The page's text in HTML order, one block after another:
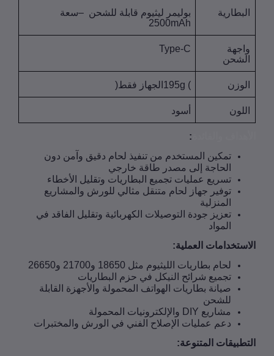
بوليمر ليثيوم قابلة للشحن –سعة
2500mAh
Type-C
الجهاز فقط)
تمكين المستخدم من تنفيذ لحام دقيق وآمن دون
الحاجة إلى مصدر طاقة خارجي
تسريع عمليات تجميع البطاريات وتقليل الأخطاء
توفير جهاز لحام متنقل مثالي للورش والمشاريع
تعزيز جودة التوصيلات الكهربائية وتقليل الفاقد في
العملية
لحام بطاريات الليثيوم مثل 18650 و21700 و26650
تجميع شرائح النيكل في حزم البطاريات
صيانة بطاريات الهواتف المحمولة والأجهزة القابلة
مشاريع DIY والإلكترونيات المحمولة
دعم عمليات الإصلاح الفني في الورش والمختبرات
المتنوعة: